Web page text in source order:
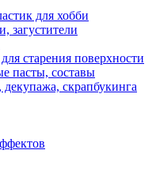
для хобби
загустители
старения поверхности
пасты, составы
скрапбукинга